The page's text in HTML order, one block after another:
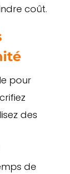
coût.
pour
des
de